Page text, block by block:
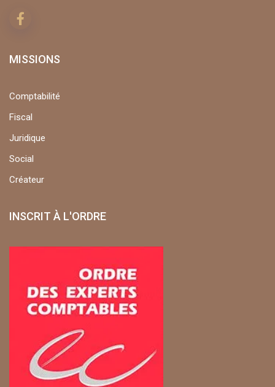
MISSIONS
Comptabilité
Fiscal
Juridique
Social
Créateur
INSCRIT À L'ORDRE